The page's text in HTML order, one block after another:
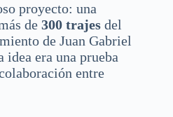
proyecto: una
de 300 trajes del
de Juan Gabriel
era una prueba
entre